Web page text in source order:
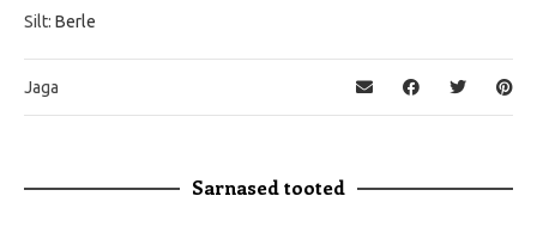
Silt: Berle
Jaga
Sarnased tooted